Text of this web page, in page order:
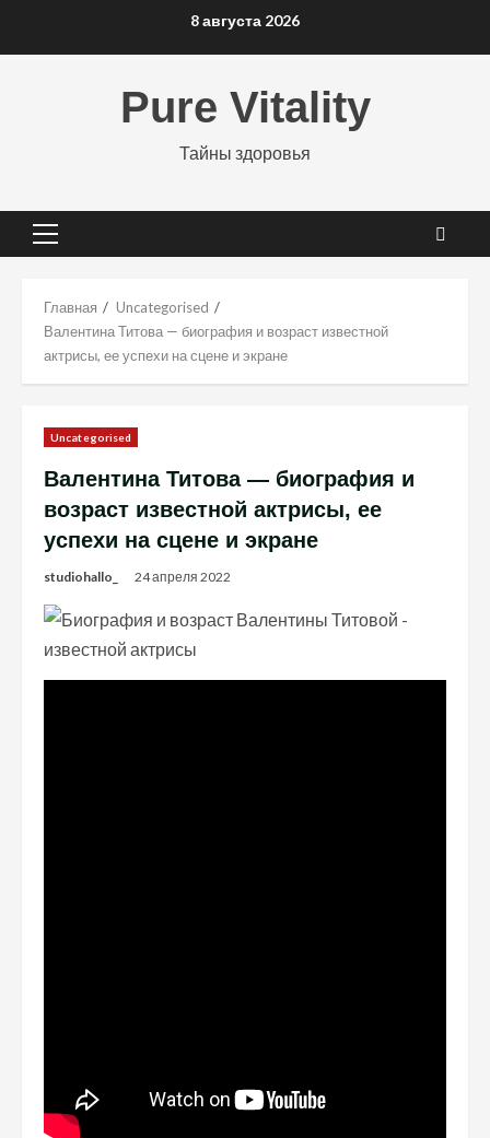
8 августа 2026
Pure Vitality
Тайны здоровья
Основное
Главная
Uncategorised
Валентина Титова — биография и возраст известной
актрисы, ее успехи на сцене и экране
Uncategorised
Валентина Титова — биография и
возраст известной актрисы, ее
успехи на сцене и экране
studiohallo_ 24 апреля 2022